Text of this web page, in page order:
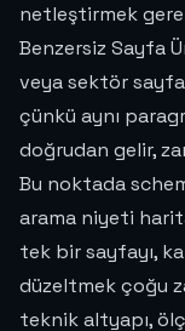
netleştirmek
Benzersiz Sayfa
veya sektör
çünkü aynı
doğrudan gelir,
Bu noktada
arama niyeti
tek bir sayfayı,
düzeltmek çoğu
teknik altyapı,